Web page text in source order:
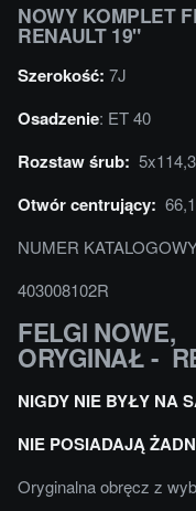
NOWY KOMPLET
RENAULT 19"
Szerokość: 7J
Osadzenie: ET 40
Rozstaw śrub: 5x114,3
Otwór centrujący: 66,1
NUMER
403008102R
FELGI NOWE,
ORYGINAŁ -
NIGDY NIE BYŁY NA
NIE POSIADAJĄ
Oryginalna obręcz z